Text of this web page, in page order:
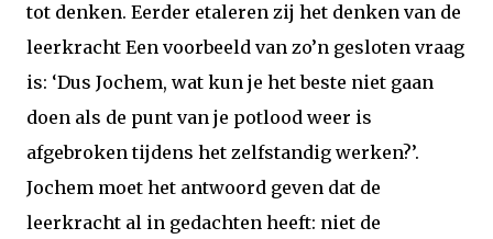
tot denken. Eerder etaleren zij het denken van de
leerkracht Een voorbeeld van zo’n gesloten vraag
is: ‘Dus Jochem, wat kun je het beste niet gaan
doen als de punt van je potlood weer is
afgebroken tijdens het zelfstandig werken?’.
Jochem moet het antwoord geven dat de
leerkracht al in gedachten heeft: niet de